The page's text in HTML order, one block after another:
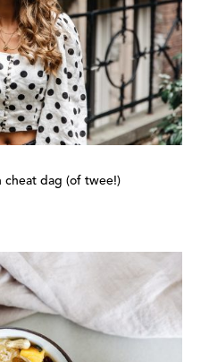
cheat dag (of twee!)